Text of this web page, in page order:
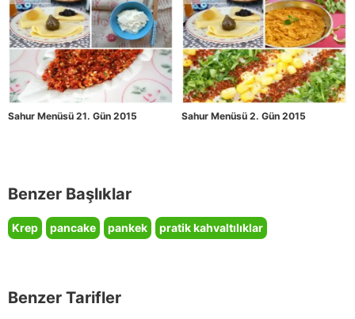
Sahur Menüsü 21. Gün 2015 Sahur Menüsü 2. Gün 2015
Benzer Başlıklar
Krep pancake pankek pratik kahvaltılıklar
Benzer Tarifler